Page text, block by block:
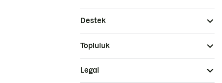
Destek
Topluluk
Legal